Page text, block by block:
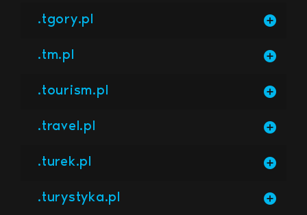
.tgory.pl
.tm.pl
.tourism.pl
.travel.pl
.turek.pl
.turystyka.pl